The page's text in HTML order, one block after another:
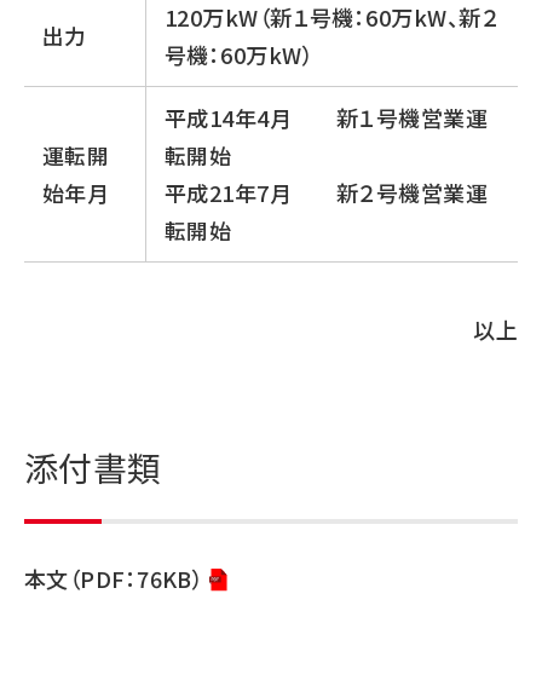
出力
120万kW（新１号機：60万kW、新２
号機：60万kW）
運転開
始年月
平成14年4月 新１号機営業運
転開始
平成21年7月 新２号機営業運
転開始
以上
添付書類
本文（PDF：76KB）